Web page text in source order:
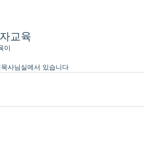
교육
이
사님실에서 있습니다